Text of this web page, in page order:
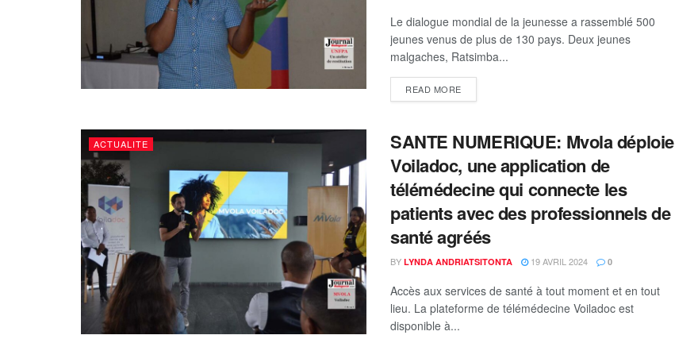
Le dialogue mondial de la jeunesse a rassemblé 500
jeunes venus de plus de 130 pays. Deux jeunes
malgaches, Ratsimba...
READ MORE
ACTUALITE
SANTE NUMERIQUE: Mvola déploie
Voiladoc, une application de
télémédecine qui connecte les
patients avec des professionnels de
santé agréés
BY LYNDA ANDRIATSITONTA 19 AVRIL 2024 0
Accès aux services de santé à tout moment et en tout
lieu. La plateforme de télémédecine Voiladoc est
disponible à...